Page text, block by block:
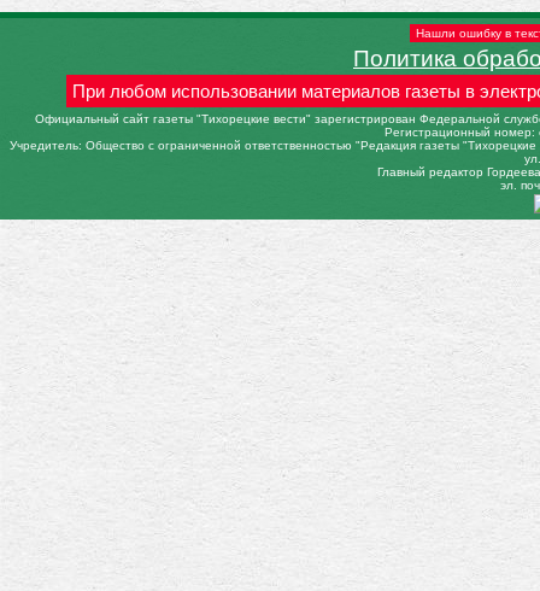
Нашли ошибку в
Политика
При любом использовании материалов газеты в
Официальный сайт газеты "Тихорецкие вести" зарегистрирован Федеральной
Регистрационный
Учредитель: Общество с ограниченной ответственностью "Редакция газеты
Главный редактор
эл.